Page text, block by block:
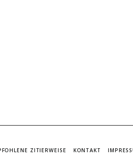
ZITIERWEISE KONTAKT